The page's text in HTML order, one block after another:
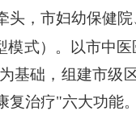
，市妇幼保健院
式）。以市中
础，组建市级
治疗"六大功能